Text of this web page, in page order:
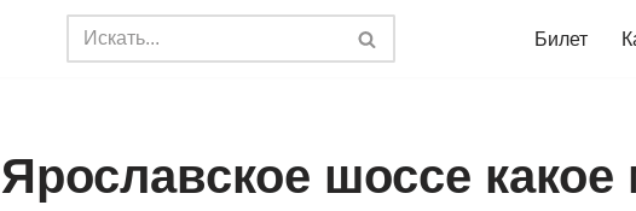
Билет
Ярославское шоссе какое